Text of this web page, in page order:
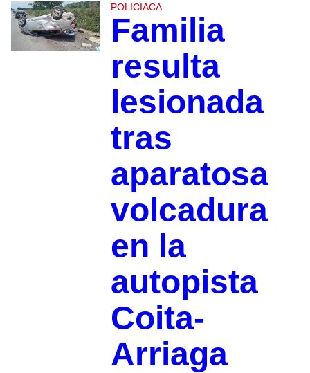
POLICIACA
Familia
resulta
lesionada
tras
aparatosa
volcadura
en la
autopista
Coita-
Arriaga